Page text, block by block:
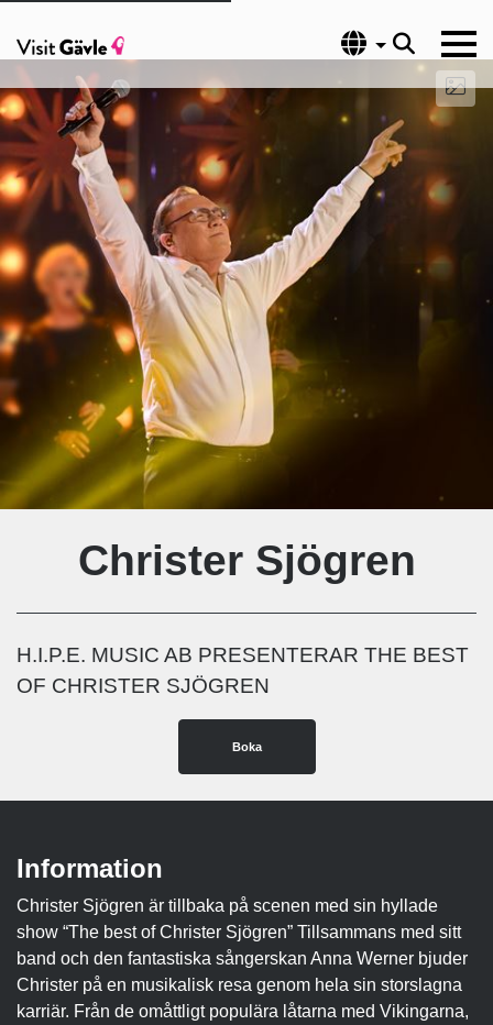
Språk
Christer Sjögren
H.I.P.E. MUSIC AB PRESENTERAR THE BEST
OF CHRISTER SJÖGREN
Boka
Information
Christer Sjögren är tillbaka på scenen med sin hyllade
show “The best of Christer Sjögren” Tillsammans med sitt
band och den fantastiska sångerskan Anna Werner bjuder
Christer på en musikalisk resa genom hela sin storslagna
karriär. Från de omåttligt populära låtarna med Vikingarna,